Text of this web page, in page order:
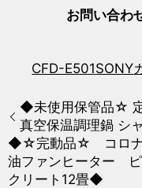
お問い合わ
CFD-E501SONY
◆未使用保管品☆
真空保温調理鍋 シ
◆☆完動品☆ コロナ
油ファンヒーター
クリート12畳◆